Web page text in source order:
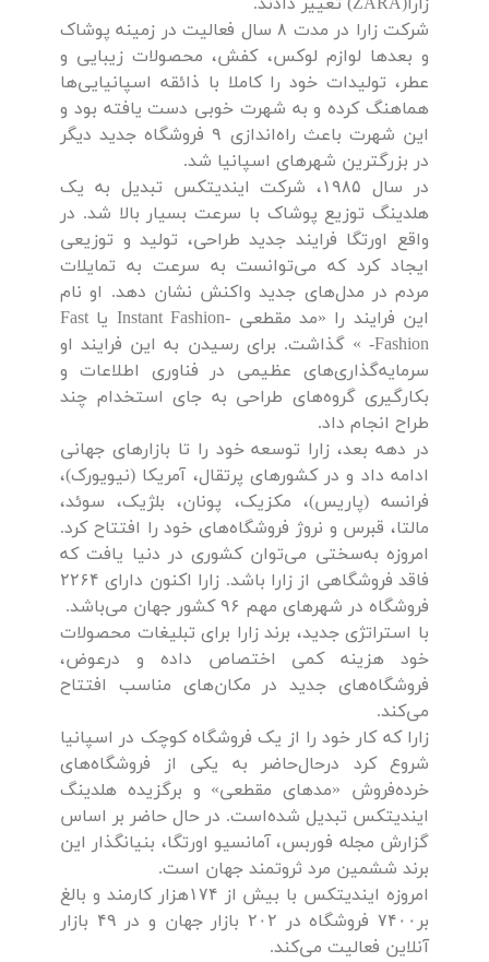
شرکت زارا در مدت ۸ سال فعالیت در زمینه پوشاک
و بعدها لوازم لوکس، کفش، محصولات زیبایی و
عطر، تولیدات خود را کاملا با ذائقه اسپانیایی‌ها
هماهنگ کرده و به شهرت خوبی دست یافته بود و
این شهرت باعث راه‌اندازی ۹ فروشگاه جدید دیگر
در بزرگترین شهرهای اسپانیا شد.
در سال ۱۹۸۵، شرکت ایندیتکس تبدیل به یک
هلدینگ توزیع پوشاک با سرعت بسیار بالا شد. در
واقع اورتگا فرایند جدید طراحی، تولید و توزیعی
ایجاد کرد که می‌توانست به سرعت به تمایلات
مردم در مدل‌های جدید واکنش نشان دهد. او نام
این فرایند را «مد مقطعی -Instant Fashion یا Fast
Fashion- » گذاشت. برای رسیدن به این فرایند او
سرمایه‌گذاری‌های عظیمی در فناوری اطلاعات و
بکار‌گیری گروه‌های طراحی به جای استخدام چند
طراح انجام داد.
در دهه بعد، زارا توسعه خود را تا بازارهای جهانی
ادامه داد و در کشورهای پرتقال، آمریکا (نیویورک)،
فرانسه (پاریس)، مکزیک، پونان، بلژیک، سوئد،
مالتا، قبرس و نروژ فروشگاه‌های خود را افتتاح کرد.
امروزه به‌سختی می‌توان کشوری در دنیا یافت که
فاقد فروشگاهی از زارا باشد. زارا اکنون دارای ۲۲۶۴
فروشگاه در شهرهای مهم ۹۶ کشور جهان می‌باشد.
با استراتژی جدید، برند زارا برای تبلیغات محصولات
خود هزینه کمی اختصاص داده و در‌عوض،
فروشگاه‌های جدید در مکان‌های مناسب افتتاح
می‌کند.
زارا که کار خود را از یک فروشگاه کوچک در اسپانیا
شروع کرد در‌حال‌حاضر به یکی از فروشگاه‌های
خرده‌فروش «مدهای مقطعی» و برگزیده هلدینگ
ایندیتکس تبدیل شده‌است. در حال حاضر بر اساس
گزارش مجله فوربس، آمانسیو اورتگا، بنیانگذار این
برند ششمین مرد ثروتمند جهان است.
امروزه ایندیتکس با بیش از ۱۷۴هزار کارمند و بالغ
بر۷۴۰۰ فروشگاه در ۲۰۲ بازار جهان و در ۴۹ بازار
آنلاین فعالیت می‌کند.